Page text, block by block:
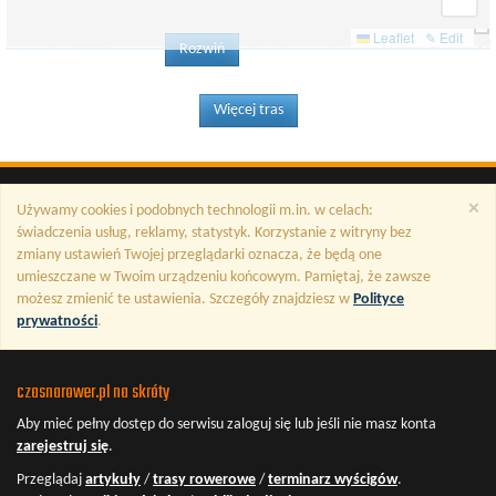
✎ Edit
Leaflet
Rozwiń
Więcej tras
×
Używamy cookies i podobnych technologii m.in. w celach:
świadczenia usług, reklamy, statystyk. Korzystanie z witryny bez
zmiany ustawień Twojej przeglądarki oznacza, że będą one
umieszczane w Twoim urządzeniu końcowym. Pamiętaj, że zawsze
możesz zmienić te ustawienia. Szczegóły znajdziesz w Polityce
prywatności.
czasnarower.pl na skróty
Aby mieć pełny dostęp do serwisu zaloguj się lub jeśli nie masz konta
zarejestruj się.
Przeglądaj artykuły / trasy rowerowe / terminarz wyścigów.